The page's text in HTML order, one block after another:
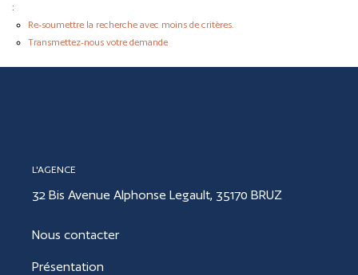
Nos Actualités
Nos Outils
:
Re-soumettre la recherche avec moins de critères.
Transmettez-nous votre demande
L'AGENCE
32 Bis Avenue Alphonse Legault, 35170 BRUZ
Nous contacter
Présentation